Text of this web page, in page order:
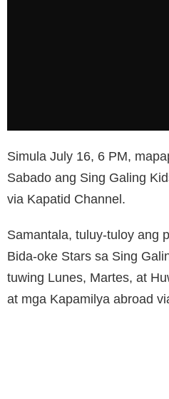
Simula July 16, 6 PM,
Sabado ang Sing Galing
via Kapatid Channel.
Samantala, tuluy-tuloy ang
Bida-oke Stars sa Sing
tuwing Lunes, Martes, at
at mga Kapamilya abroad